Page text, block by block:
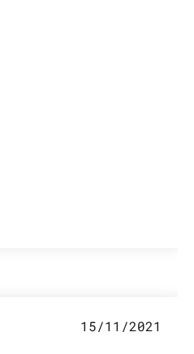
15/11/2021